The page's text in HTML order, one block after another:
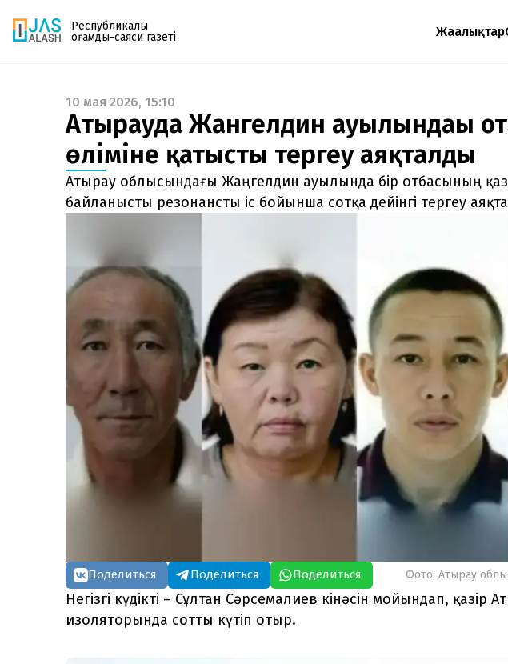
Республикалық
қоғамдық-саяси газеті
Жаңалықтар
Газетке жазылу
PDF форматтағы газетті ай сайын электронды
поштаңызға алып отырыңыз. Жаңа нөмір
шыққан сәтте сізге бірден жіберіледі. Тек email
енгізіңіз, біз қалғанын өзіміз жібереміз.
10 мая 2026, 15:10
Атырауда Жангелдин ауылындағы
өліміне қатысты тергеу аяқталды
Атырау облысындағы Жаңгелдин ауылында бір отбасының
байланысты резонансты іс бойынша сотқа дейінгі тергеу
Поделиться Поделиться Поделиться Фото: Атырау
Негізгі күдікті – Сұлтан Сәрсемалиев кінәсін мойындап, қазір
изоляторында сотты күтіп отыр.